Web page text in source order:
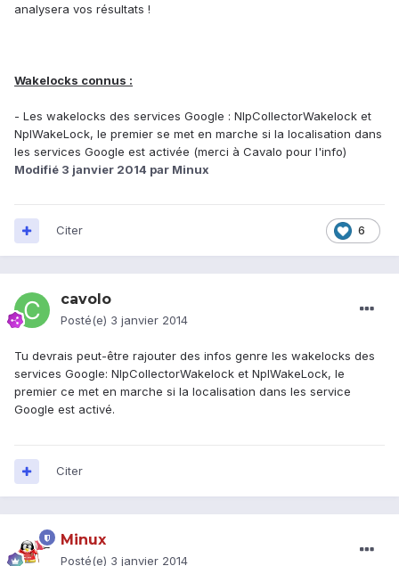
analysera vos résultats !
Wakelocks connus :
- Les wakelocks des services Google : NlpCollectorWakelock et
NplWakeLock, le premier se met en marche si la localisation dans
les services Google est activée (merci à Cavalo pour l'info)
Modifié 3 janvier 2014 par Minux
6
Citer
cavolo
Posté(e) 3 janvier 2014
Tu devrais peut-être rajouter des infos genre les wakelocks des
services Google: NlpCollectorWakelock et NplWakeLock, le
premier ce met en marche si la localisation dans les service
Google est activé.
Citer
Minux
Posté(e) 3 janvier 2014